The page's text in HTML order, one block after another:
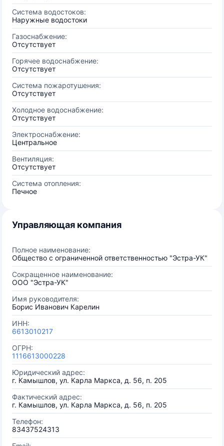
Система водостоков:
Наружные водостоки
Газоснабжение:
Отсутствует
Горячее водоснабжение:
Отсутствует
Система пожаротушения:
Отсутствует
Холодное водоснабжение:
Отсутствует
Электроснабжение:
Центральное
Вентиляция:
Отсутствует
Система отопления:
Печное
Управляющая компания
Полное наименование:
Общество с ограниченной ответственностью "Эстра-УК"
Сокращенное наименование:
ООО "Эстра-УК"
Имя руководителя:
Борис Иванович Карелин
ИНН:
6613010217
ОГРН:
1116613000228
Юридический адрес:
г. Камышлов, ул. Карла Маркса, д. 56, п. 205
Фактический адрес:
г. Камышлов, ул. Карла Маркса, д. 56, п. 205
Телефон:
83437524313